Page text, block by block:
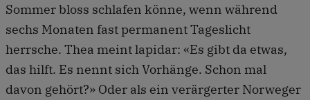
Sommer bloss schlafen könne, wenn während
sechs Monaten fast permanent Tageslicht
herrsche. Thea meint lapidar: «Es gibt da etwas,
das hilft. Es nennt sich Vorhänge. Schon mal
davon gehört?» Oder als ein verärgerter Norweger